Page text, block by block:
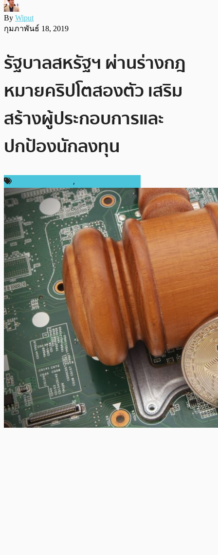
By Wiput
กุมภาพันธ์ 18, 2019
รัฐบาลสหรัฐฯ ผ่านร่างกฎ
หมายคริปโตสองตัว เสริม
สร้างผู้ประกอบการและ
ปกป้องนักลงทุน
,